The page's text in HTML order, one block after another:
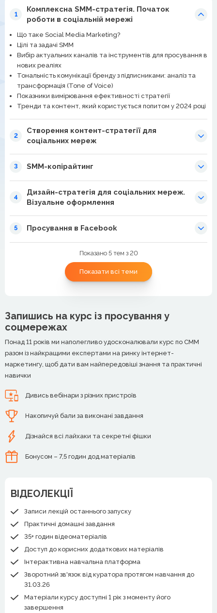
1
Комплексна SMM-стратегія. Початок
роботи в соціальній мережі
Що таке Social Media Marketing?
Цілі та задачі SMM
Вибір актуальних каналів та інструментів для просування в
нових реаліях
Тональність комунікації бренду з підписниками: аналіз та
трансформація (Tone of Voice)
Показники вимірювання ефективності стратегії
Тренди та контент, який користується попитом у 2024 році
2
Створення контент-стратегії для
соціальних мереж
3 SMM-копірайтинг
4
Дизайн-стратегія для соціальних мереж.
Візуальне оформлення
5 Просування в Facebook
Показано 5 тем з 20
Показати всі теми
Запишись на курс із просування у
соцмережах
Понад 11 років ми наполегливо удосконалювали курс по СММ
разом із найкращими експертами на ринку інтернет-
маркетингу, щоб дати вам найпередовіші знання та практичні
навички
Дивись вебінари з різних пристроїв
Накопичуй бали за виконані завдання
Дізнайся всі лайхаки та секретні фішки
Бонусом – 7,5 годин дод.матеріалів
ВІДЕОЛЕКЦІЇ
Записи лекцій останнього запуску
Практичні домашні завдання
35+ годин відеоматеріалів
Доступ до корисних додаткових матеріалів
Інтерактивна навчальна платформа
Зворотний зв'язок від куратора протягом навчання до
31.03.26
Матеріали курсу доступні 1 рік з моменту його
завершення